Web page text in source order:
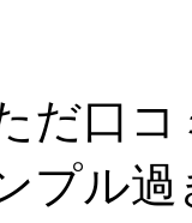
だ口
プル